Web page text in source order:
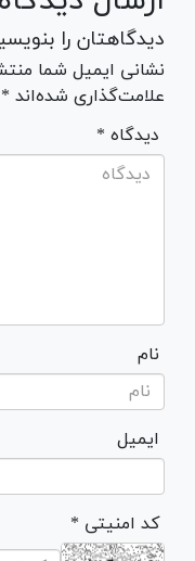
دیدگاهتان را
نشانی ایمیل شما
علامت‌گذاری شده‌اند *
* دیدگاه
نام
ایمیل
* کد امنیتی